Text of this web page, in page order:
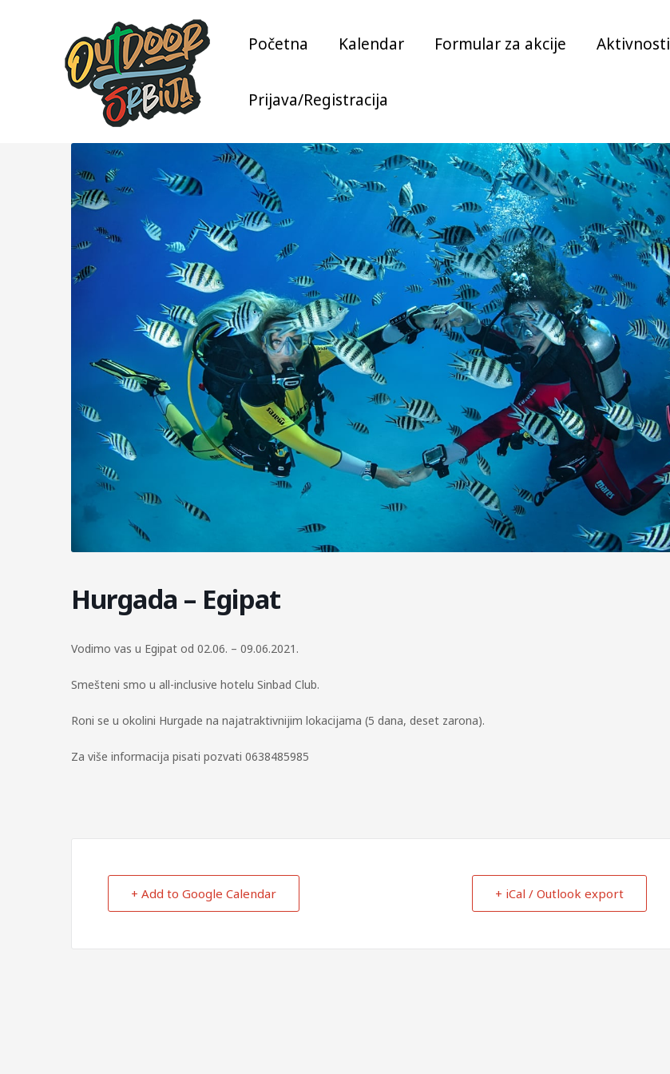
Početna Kalendar Formular za akcije Aktivnosti
Prijava/Registracija
Hurgada – Egipat
Vodimo vas u Egipat od 02.06. – 09.06.2021.
Smešteni smo u all-inclusive hotelu Sinbad Club.
Roni se u okolini Hurgade na najatraktivnijim lokacijama (5 dana, deset zarona).
Za više informacija pisati pozvati 0638485985
+ Add to Google Calendar + iCal / Outlook export